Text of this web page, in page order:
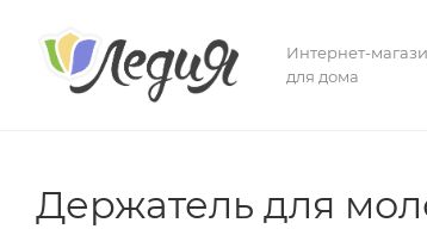
Интернет-
для дома
Держатель для